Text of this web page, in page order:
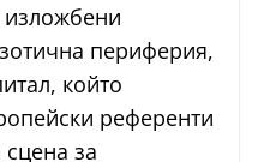
периферия,
който
референти
за